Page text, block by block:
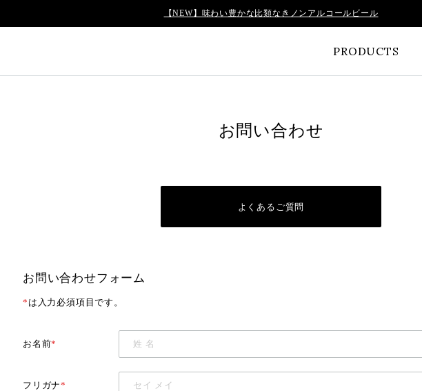
【NEW】味わい豊かな比類なきノンアルコールビール
PRODUCTS
お問い合わせ
よくあるご質問
お問い合わせフォーム
* は入力必須項目です。
お名前*
フリガナ*